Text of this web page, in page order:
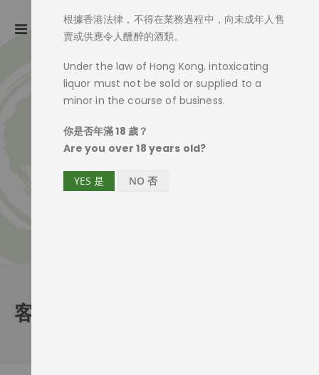
Toggle
客戶登入
根據香港法律，不得在業務過程中，向未成年人售
賣或供應令人醺醉的酒類。
Under the law of Hong Kong, intoxicating
liquor must not be sold or supplied to a
minor in the course of business.
你是否年滿 18 歲？
Are you over 18 years old?
YES 是 NO 否